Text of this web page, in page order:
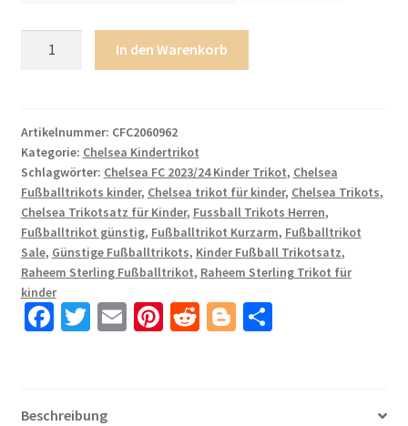
24
blau
weiß
Raheem
Sterling
7
Menge
In den Warenkorb
Artikelnummer: CFC2060962
Kategorie: Chelsea Kindertrikot
Schlagwörter: Chelsea FC 2023/24 Kinder Trikot, Chelsea
Fußballtrikots kinder, Chelsea trikot für kinder, Chelsea Trikots,
Chelsea Trikotsatz für Kinder, Fussball Trikots Herren,
Fußballtrikot günstig, Fußballtrikot Kurzarm, Fußballtrikot
Sale, Günstige Fußballtrikots, Kinder Fußball Trikotsatz,
Raheem Sterling Fußballtrikot, Raheem Sterling Trikot für
kinder
Fa
o
T
er
E Pi R Bl T
Beschreibung